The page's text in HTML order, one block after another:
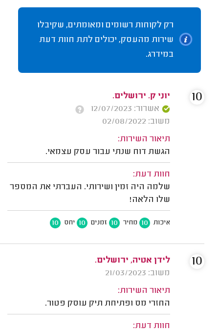
רק לקוחות רשומים ומאומתים, שקיבלו
שירות מהעסק, יכולים לתת חוות דעת
במידרג.
יוני ק. ירושלים.
אשרור: 12/07/2023
משוב: 02/08/2022
תיאור השירות:
הגשת דוח שנתי עבור עסק עצמאי.
חוות דעת:
שלמה היה זמין ושירותי. העברתי את המספר
שלו הלאה!
איכות 10 מחיר 10 זמנים 10 יחס 10
10
לידן אטיה, ירושלים.
משוב: 21/03/2023
תיאור השירות:
החזרי מס ופתיחת תיק עוסק פטור.
חוות דעת:
10